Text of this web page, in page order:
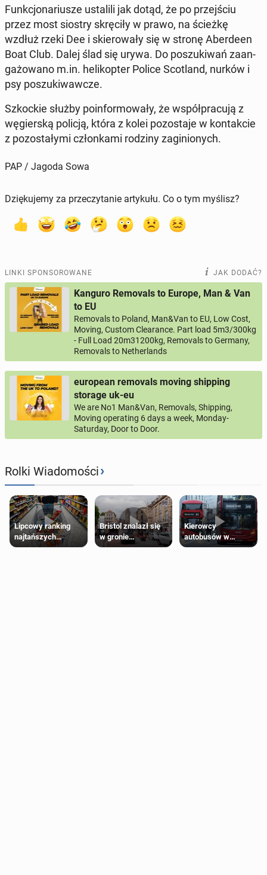
Funk­cjo­na­riu­sze usta­li­li jak dotąd, że po przej­ściu
przez most siostry skrę­ci­ły w prawo, na ścieżkę
wzdłuż rzeki Dee i skie­ro­wa­ły się w stronę Aber­de­en
Boat Club. Dalej ślad się urywa. Do po­szu­ki­wań za­an­
ga­żo­wa­no m.in. he­li­kop­ter Police Sco­tland, nurków i
psy po­szu­ki­waw­cze.
Szkoc­kie służby po­in­for­mo­wa­ły, że współ­pra­cu­ją z
wę­gier­ską policją, która z kolei po­zo­sta­je w kon­tak­cie
z po­zo­sta­ły­mi człon­ka­mi rodziny za­gi­nio­nych.
PAP / Jagoda Sowa
Dziękujemy za przeczytanie artykułu. Co o tym myślisz?
LINKI SPONSOROWANE JAK DODAĆ?
Kanguro Removals to Europe, Man & Van
to EU
Removals to Poland, Man&Van to EU, Low Cost,
Moving, Custom Clearance. Part load 5m3/300kg
- Full Load 20m31200kg, Removals to Germany,
Removals to Netherlands
european removals moving shipping
storage uk-eu
We are No1 Man&Van, Removals, Shipping,
Moving operating 6 days a week, Monday-
Saturday, Door to Door.
Rolki Wiadomości›
Lipcowy ranking
najtańszych
supermarketów
Bristol znalazł się
w gronie
najlepszych
Kierowcy
autobusów w
Londynie